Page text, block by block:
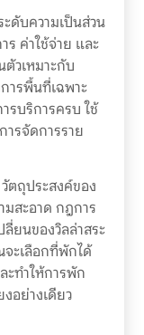
ดับความเป็นส่วน
ร ค่าใช้จ่าย และ
ตัวเหมาะกับ
ารพื้นที่เฉพาะ
รบริการครบ ใช้
ารจัดการราย
ตถุประสงค์ของ
สะอาด กฎการ
ลี่ยนของวิลล่าสระ
ะเลือกที่พักได้
ะทำให้การพัก
อย่างเดียว